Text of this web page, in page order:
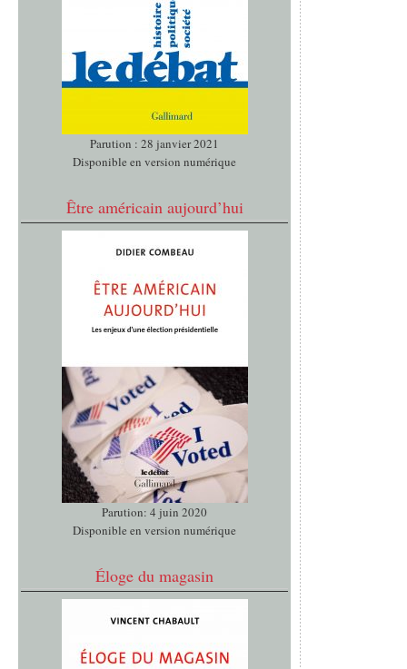
Parution : 28 janvier 2021
Disponible en version numérique
Être américain aujourd’hui
Parution: 4 juin 2020
Disponible en version numérique
Éloge du magasin